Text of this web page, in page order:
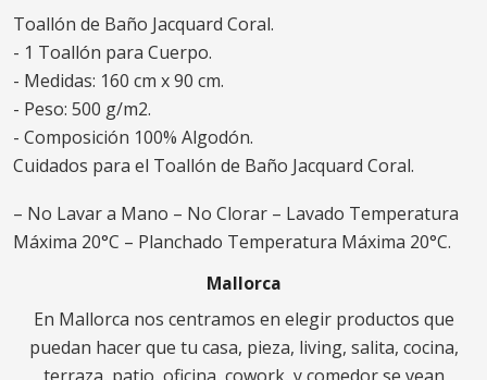
Toallón de Baño Jacquard Coral.
- 1 Toallón para Cuerpo.
- Medidas: 160 cm x 90 cm.
- Peso: 500 g/m2.
- Composición 100% Algodón.
Cuidados para el Toallón de Baño Jacquard Coral.
– No Lavar a Mano – No Clorar – Lavado Temperatura
Máxima 20°C – Planchado Temperatura Máxima 20°C.
Mallorca
En Mallorca nos centramos en elegir productos que
puedan hacer que tu casa, pieza, living, salita, cocina,